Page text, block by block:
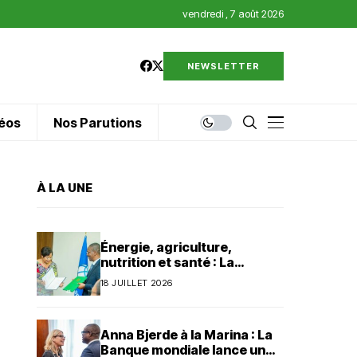
vendredi , 7 août 2026
NEWSLETTER
Nos Parutions
À LA UNE
Énergie, agriculture,
nutrition et santé : La
Banque mondiale injecte 320
18 JUILLET 2026
Anna Bjerde à la Marina : La
Banque mondiale lance un